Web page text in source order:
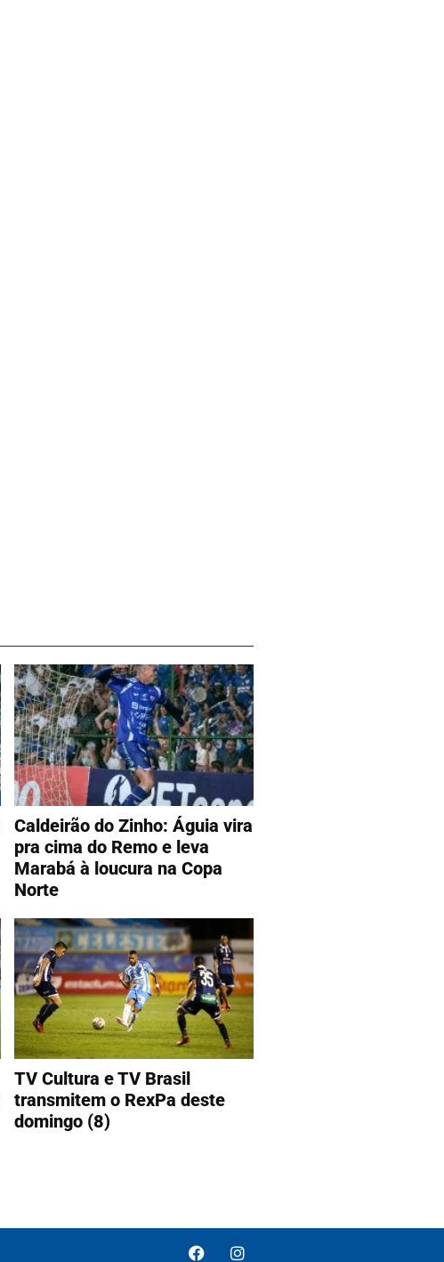
Caldeirão do Zinho: Águia vira
pra cima do Remo e leva
Marabá à loucura na Copa
Norte
TV Cultura e TV Brasil
transmitem o RexPa deste
domingo (8)